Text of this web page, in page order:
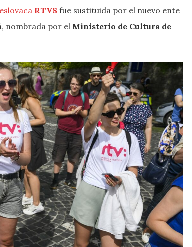
RTVS fue sustituida por el nuevo ente
, nombrada por el Ministerio de Cultura de